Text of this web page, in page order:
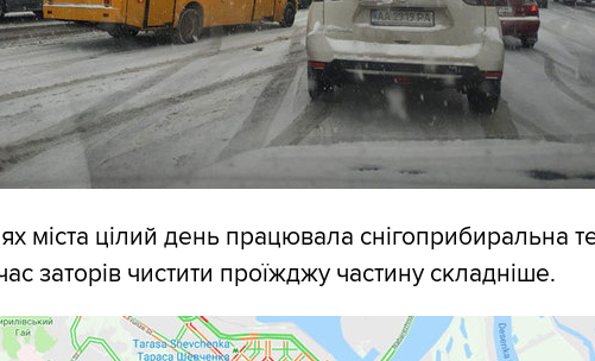
міста цілий день працювала снігоприбиральна
заторів чистити проїжджу частину складніше.